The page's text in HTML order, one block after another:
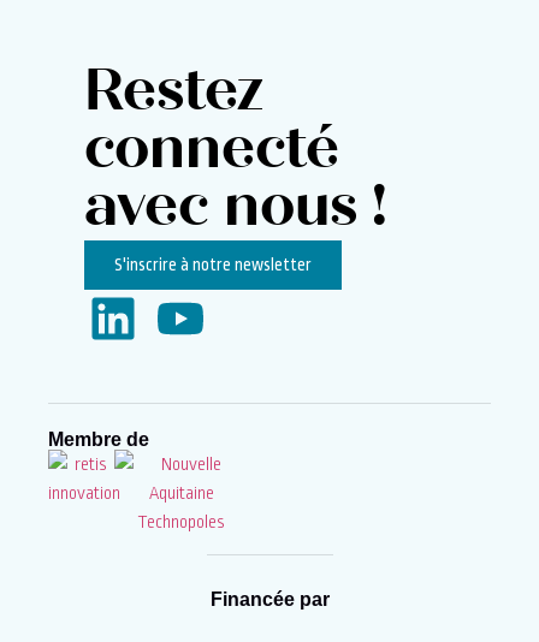
Restez
connecté
avec nous !
S'inscrire à notre newsletter
Membre de
Financée par